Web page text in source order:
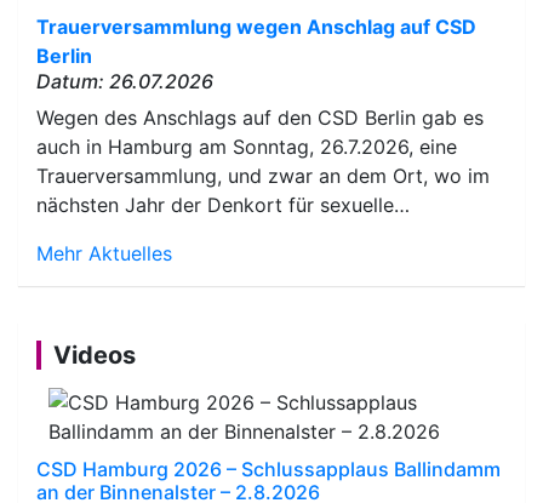
Trauerversammlung wegen Anschlag auf CSD
Berlin
Datum: 26.07.2026
Wegen des Anschlags auf den CSD Berlin gab es
auch in Hamburg am Sonntag, 26.7.2026, eine
Trauerversammlung, und zwar an dem Ort, wo im
nächsten Jahr der Denkort für sexuelle…
Mehr Aktuelles
Videos
CSD Hamburg 2026 – Schlussapplaus Ballindamm
an der Binnenalster – 2.8.2026